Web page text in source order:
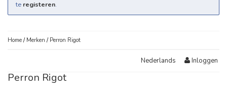
te registeren.
Home / Merken / Perron Rigot
Nederlands Inloggen
Perron Rigot